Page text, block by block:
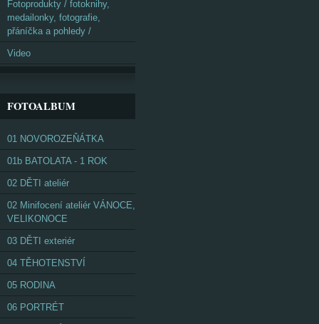
Fotoprodukty / fotoknihy,
medailonky, fotografie,
přáníčka a pohledy /
Video
FOTOALBUM
01 NOVOROZEŇÁTKA
01b BATOLATA - 1 ROK
02 DĚTI ateliér
02 Minifocení ateliér VÁNOCE,
VELIKONOCE
03 DĚTI exteriér
04 TĚHOTENSTVÍ
05 RODINA
06 PORTRÉT